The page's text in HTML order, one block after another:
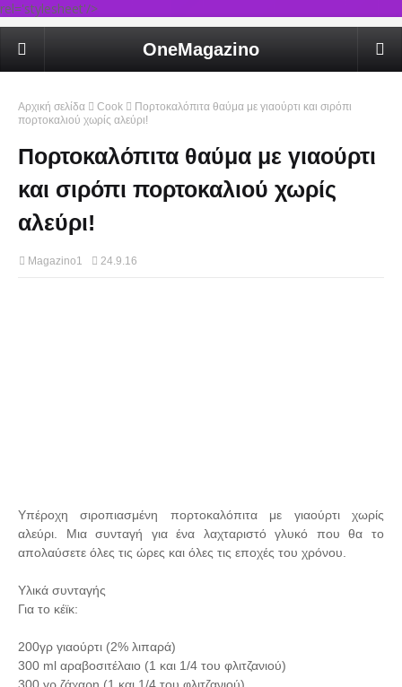
rel='stylesheet'/>
OneMagazino
Αρχική σελίδα Cook
Πορτοκαλόπιτα θαύμα με γιαούρτι και σιρόπι
πορτοκαλιού χωρίς αλεύρι!
Πορτοκαλόπιτα θαύμα με γιαούρτι
και σιρόπι πορτοκαλιού χωρίς
αλεύρι!
Magazino1 24.9.16
Υπέροχη σιροπιασμένη πορτοκαλόπιτα με γιαούρτι χωρίς
αλεύρι. Μια συνταγή για ένα λαχταριστό γλυκό που θα το
απολαύσετε όλες τις ώρες και όλες τις εποχές του χρόνου.
Υλικά συνταγής
Για το κέϊκ:
200γρ γιαούρτι (2% λιπαρά)
300 ml αραβοσιτέλαιο (1 και 1/4 του φλιτζανιού)